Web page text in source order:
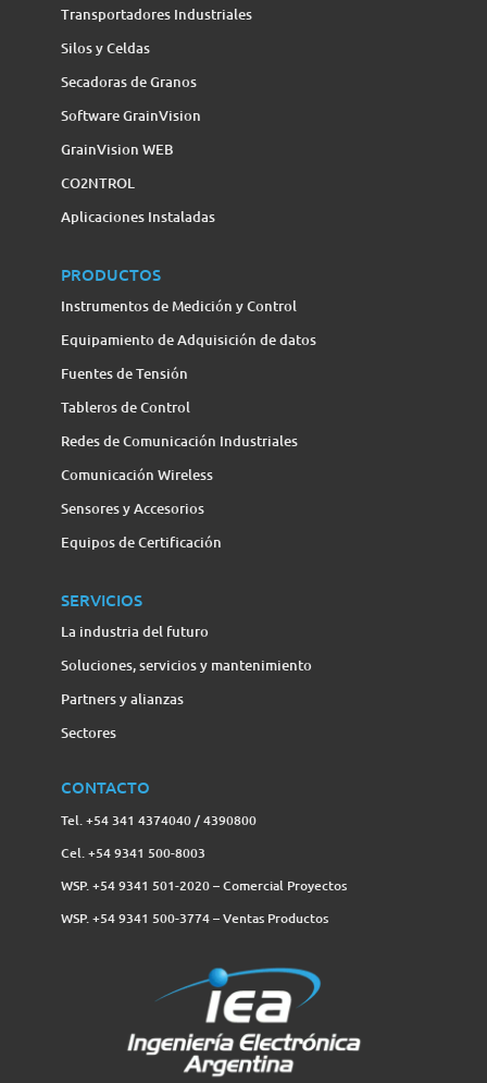
Transportadores Industriales
Silos y Celdas
Secadoras de Granos
Software GrainVision
GrainVision WEB
CO2NTROL
Aplicaciones Instaladas
PRODUCTOS
Instrumentos de Medición y Control
Equipamiento de Adquisición de datos
Fuentes de Tensión
Tableros de Control
Redes de Comunicación Industriales
Comunicación Wireless
Sensores y Accesorios
Equipos de Certificación
SERVICIOS
La industria del futuro
Soluciones, servicios y mantenimiento
Partners y alianzas
Sectores
CONTACTO
Tel. +54 341 4374040 / 4390800
Cel. +54 9341 500-8003
WSP. +54 9341 501-2020 – Comercial Proyectos
WSP. +54 9341 500-3774‬ – Ventas Productos